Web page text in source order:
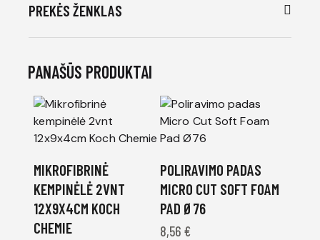
PREKĖS ŽENKLAS
PANAŠŪS PRODUKTAI
MIKROFIBRINĖ
KEMPINĖLĖ 2VNT
12X9X4CM KOCH
CHEMIE
POLIRAVIMO PADAS
MICRO CUT SOFT FOAM
PAD Ø76
8,56 €